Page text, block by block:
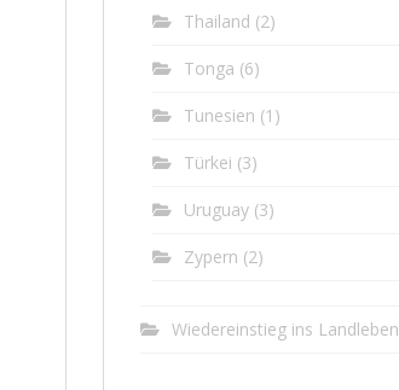
Thailand (2)
Tonga (6)
Tunesien (1)
Türkei (3)
Uruguay (3)
Zypern (2)
Wiedereinstieg ins Landleben